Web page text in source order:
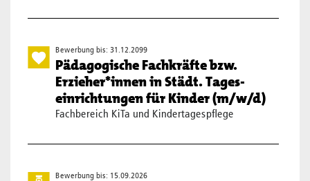
Bewerbung bis: 31.12.2099
Pädagogische Fachkräfte bzw.
Erzieher*innen in Städt. Tages­
einrich­tungen für Kinder (m/w/d)
Fachbereich KiTa und Kindertagespflege
Bewerbung bis: 15.09.2026